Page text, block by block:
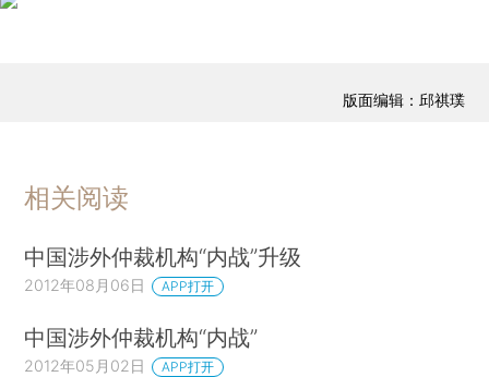
版面编辑：邱祺璞
相关阅读
中国涉外仲裁机构“内战”升级
2012年08月06日 APP打开
中国涉外仲裁机构“内战”
2012年05月02日 APP打开